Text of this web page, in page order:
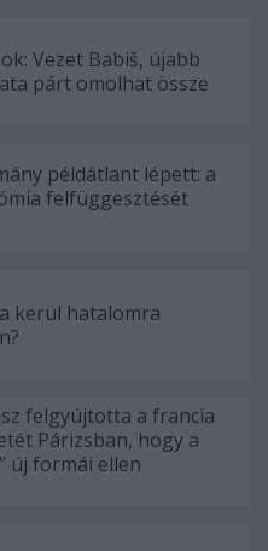
Vezet Babiš, újabb
párt omolhat össze
példátlant lépett: a
felfüggesztését
kerül hatalomra
felgyújtotta a francia
Párizsban, hogy a
új formái ellen